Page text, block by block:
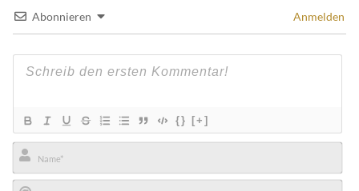
Abonnieren Anmelden
{} [+]
Name*